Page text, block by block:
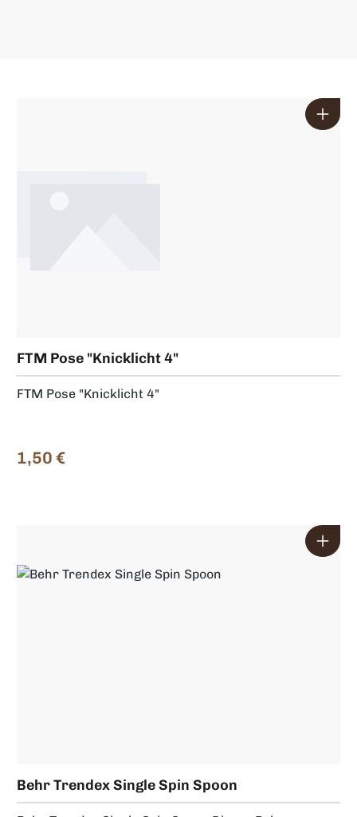
FTM Pose "Knicklicht 4"
FTM Pose "Knicklicht 4"
Regulärer Preis:
1,50 €
Behr Trendex Single Spin Spoon